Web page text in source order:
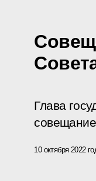
Глава
10 октября 2022